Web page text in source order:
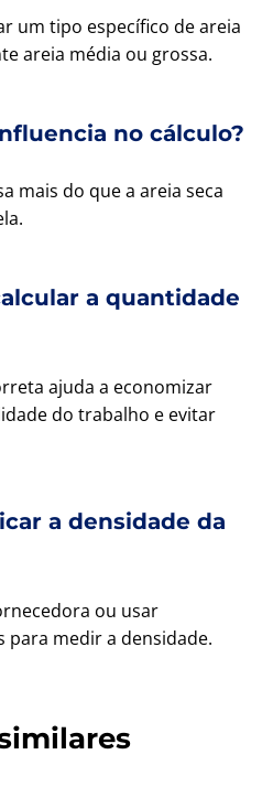
um tipo específico de areia
areia média ou grossa.
no cálculo?
mais do que a areia seca
a quantidade
ajuda a economizar
do trabalho e evitar
a densidade da
ou usar
medir a densidade.